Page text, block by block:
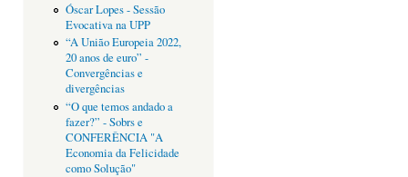
Óscar Lopes - Sessão
Evocativa na UPP
“A União Europeia 2022,
20 anos de euro” -
Convergências e
divergências
“O que temos andado a
fazer?” - Sobrs e
CONFERÊNCIA "A
Economia da Felicidade
como Solução"